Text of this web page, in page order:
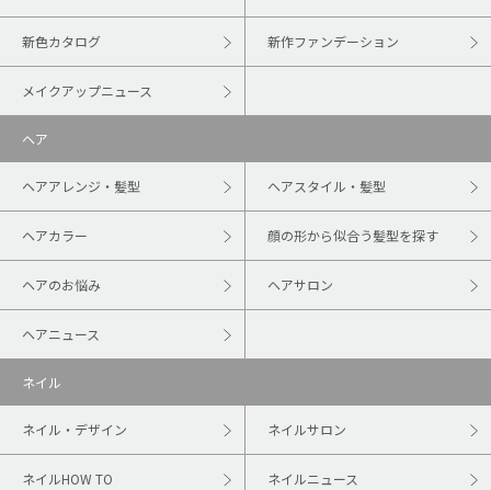
新色カタログ 新作ファンデーション
メイクアップニュース
ヘア
ヘアアレンジ・髪型 ヘアスタイル・髪型
ヘアカラー 顔の形から似合う髪型を探す
ヘアのお悩み ヘアサロン
ヘアニュース
ネイル
ネイル・デザイン ネイルサロン
ネイルHOW TO ネイルニュース